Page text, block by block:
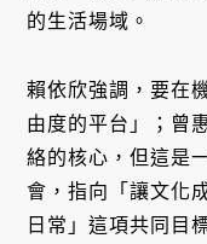
的生活場域。
賴依欣強調，要在
由度的平台」；曾
絡的核心，但這是
會，指向「讓文化
日常」這項共同目